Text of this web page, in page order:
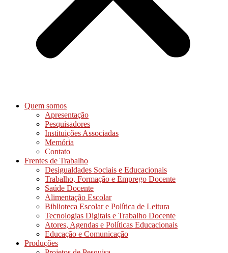
Quem somos
Apresentação
Pesquisadores
Instituições Associadas
Memória
Contato
Frentes de Trabalho
Desigualdades Sociais e Educacionais
Trabalho, Formação e Emprego Docente
Saúde Docente
Alimentação Escolar
Biblioteca Escolar e Política de Leitura
Tecnologias Digitais e Trabalho Docente
Atores, Agendas e Políticas Educacionais
Educação e Comunicação
Produções